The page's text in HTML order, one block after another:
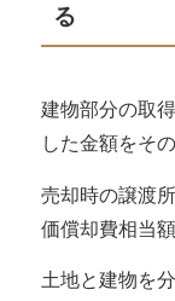
る
建物部分の取得
した金額をそ
売却時の譲渡
価償却費相当
土地と建物を